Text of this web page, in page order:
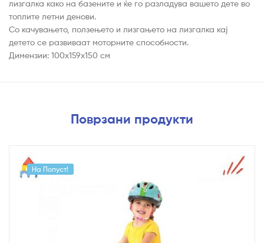
лизгалка како на базените и ќе го разладува вашето дете во
топлите летни денови.
Со качувањето, ползењето и лизгањето на лизгалка кај
детето се развиваат моторните способности.
Димензии: 100х159х150 см
Поврзани продукти
На Попуст!